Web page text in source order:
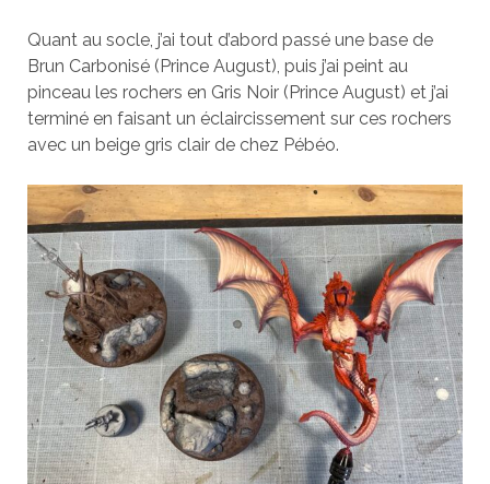
Quant au socle, j’ai tout d’abord passé une base de
Brun Carbonisé (Prince August), puis j’ai peint au
pinceau les rochers en Gris Noir (Prince August) et j’ai
terminé en faisant un éclaircissement sur ces rochers
avec un beige gris clair de chez Pébéo.